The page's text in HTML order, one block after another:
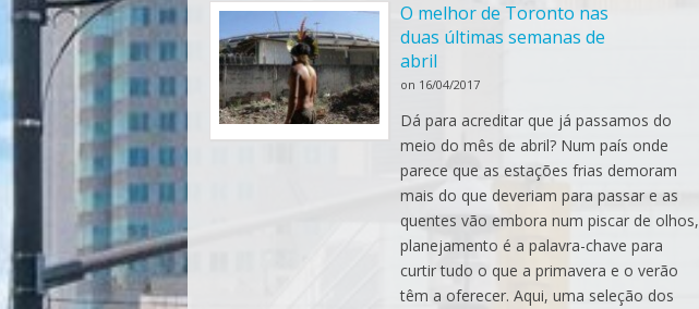
O melhor de Toronto nas
duas últimas semanas de
abril
on 16/04/2017
Dá para acreditar que já passamos do
meio do mês de abril? Num país onde
parece que as estações frias demoram
mais do que deveriam para passar e as
quentes vão embora num piscar de olhos,
planejamento é a palavra-chave para
curtir tudo o que a primavera e o verão
têm a oferecer. Aqui, uma seleção dos